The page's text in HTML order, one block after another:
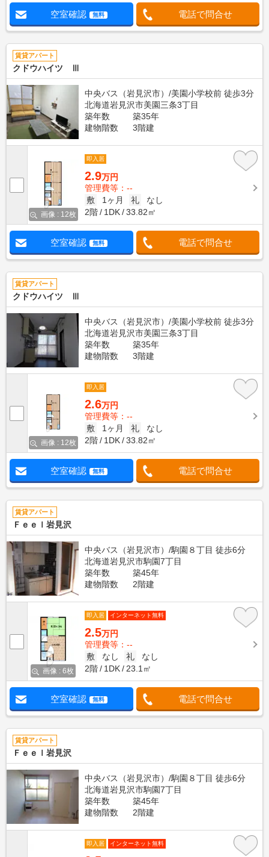
空室確認 無料 電話で問合せ
賃貸アパート
クドウハイツ Ⅲ
中央バス（岩見沢市）/美園小学校前 徒歩3分
北海道岩見沢市美園三条3丁目
築年数
築35年
建物階数
3階建
画像 : 12枚
即入居
2.9万円
管理費等：--
敷
1ヶ月 礼
なし
2階
1DK 33.82㎡
空室確認 無料 電話で問合せ
賃貸アパート
クドウハイツ Ⅲ
中央バス（岩見沢市）/美園小学校前 徒歩3分
北海道岩見沢市美園三条3丁目
築年数
築35年
建物階数
3階建
画像 : 12枚
即入居
2.6万円
管理費等：--
敷
1ヶ月 礼
なし
2階
1DK 33.82㎡
空室確認 無料 電話で問合せ
賃貸アパート
Ｆｅｅｌ岩見沢
中央バス（岩見沢市）/駒園８丁目 徒歩6分
北海道岩見沢市駒園7丁目
築年数
築45年
建物階数
2階建
画像 : 6枚
即入居 インターネット無料
2.5万円
管理費等：--
敷
なし 礼
なし
2階
1DK 23.1㎡
空室確認 無料 電話で問合せ
賃貸アパート
Ｆｅｅｌ岩見沢
中央バス（岩見沢市）/駒園８丁目 徒歩6分
北海道岩見沢市駒園7丁目
築年数
築45年
建物階数
2階建
即入居 インターネット無料